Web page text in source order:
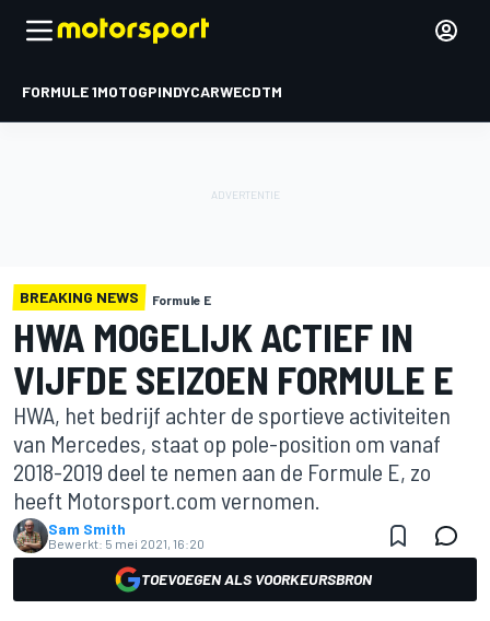
FORMULE 1MOTOGPINDYCARWECDTM
BREAKING NEWS Formule E
HWA MOGELIJK ACTIEF IN
VIJFDE SEIZOEN FORMULE E
HWA, het bedrijf achter de sportieve activiteiten
van Mercedes, staat op pole-position om vanaf
2018-2019 deel te nemen aan de Formule E, zo
heeft Motorsport.com vernomen.
Sam Smith
Bewerkt: 5 mei 2021, 16:20
TOEVOEGEN ALS VOORKEURSBRON